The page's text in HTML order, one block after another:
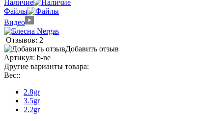
Наличие
Файлы
Видео
Отзывов: 2
Добавить отзыв
Артикул: b-ne
Другие варианты товара:
Вес::
2.8gr
3.5gr
2.2gr